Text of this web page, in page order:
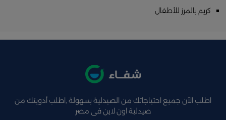
كريم بالمرز للأطفال
اطلب الآن جميع احتياجاتك من الصيدلية بسهولة ,اطلب أدويتك من
صيدلية اون لاين فى مصر